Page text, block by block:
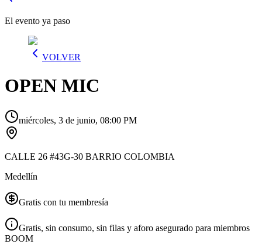
El evento ya paso
VOLVER
OPEN MIC
miércoles, 3 de junio, 08:00 PM
CALLE 26 #43G-30 BARRIO COLOMBIA
Medellín
Gratis con tu membresía
Gratis, sin consumo, sin filas y aforo asegurado para miembros
BOOM